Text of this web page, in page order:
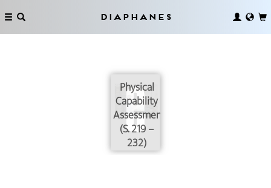
Diaphanes
Physical
Capability
Assessment
(S. 219 –
232)